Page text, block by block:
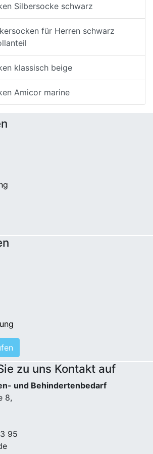
Silbersocke schwarz
für Herren schwarz
klassisch beige
Amicor marine
zu uns Kontakt auf
und Behindertenbedarf
8,
95